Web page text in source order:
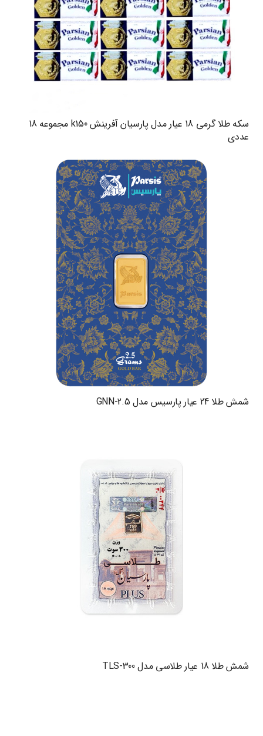
سکه طلا گرمی 18 عیار مدل پارسیان آفرینش k150 مجموعه 18
عددی
شمش طلا 24 عیار پارسیس مدل GNN-2.5
شمش طلا 18 عیار طلاسی مدل TLS-300